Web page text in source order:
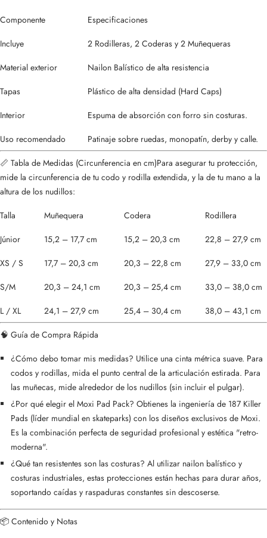
Componente
Especificaciones
Incluye
2 Rodilleras, 2 Coderas y 2 Muñequeras
Material exterior
Nailon Balístico de alta resistencia
Tapas
Plástico de alta densidad (Hard Caps)
Interior
Espuma de absorción con forro sin costuras.
Uso recomendado
Patinaje sobre ruedas, monopatín, derby y calle.
📏 Tabla de Medidas (Circunferencia en cm)Para asegurar tu protección,
mide la circunferencia de tu codo y rodilla extendida, y la de tu mano a la
altura de los nudillos:
Talla
Muñequera Codera
Rodillera
Júnior
15,2 – 17,7 cm 15,2 – 20,3 cm
22,8 – 27,9 cm
XS / S
17,7 – 20,3 cm 20,3 – 22,8 cm
27,9 – 33,0 cm
S/M
20,3 – 24,1 cm 20,3 – 25,4 cm
33,0 – 38,0 cm
L / XL
24,1 – 27,9 cm 25,4 – 30,4 cm
38,0 – 43,1 cm
🧠 Guía de Compra Rápida
¿Cómo debo tomar mis medidas? Utilice una cinta métrica suave. Para
codos y rodillas, mida el punto central de la articulación estirada. Para
las muñecas, mide alrededor de los nudillos (sin incluir el pulgar).
¿Por qué elegir el Moxi Pad Pack? Obtienes la ingeniería de 187 Killer
Pads (líder mundial en skateparks) con los diseños exclusivos de Moxi.
Es la combinación perfecta de seguridad profesional y estética "retro-
moderna".
¿Qué tan resistentes son las costuras? Al utilizar nailon balístico y
costuras industriales, estas protecciones están hechas para durar años,
soportando caídas y raspaduras constantes sin descoserse.
📦 Contenido y Notas